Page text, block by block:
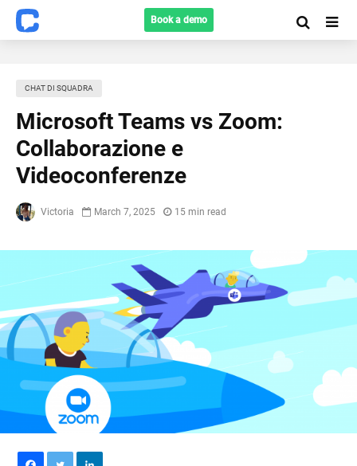
Book a demo
CHAT DI SQUADRA
Microsoft Teams vs Zoom:
Collaborazione e
Videoconferenze
Victoria March 7, 2025 15 min read